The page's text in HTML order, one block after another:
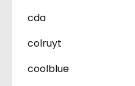
cda
colruyt
coolblue